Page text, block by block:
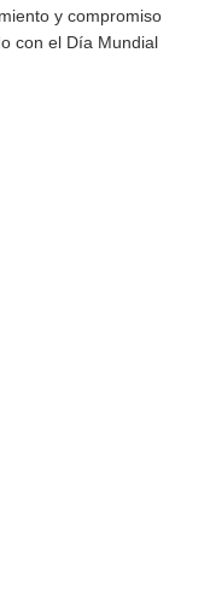
y compromiso
con el Día Mundial